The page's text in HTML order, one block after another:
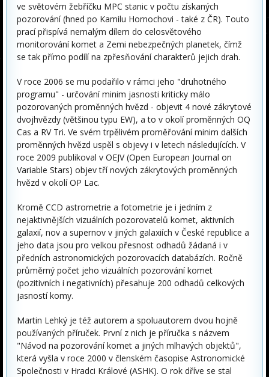
ve světovém žebříčku MPC stanic v počtu získaných
pozorování (hned po Kamilu Hornochovi - také z ČR). Touto
prací přispívá nemalým dílem do celosvětového
monitorování komet a Zemi nebezpečných planetek, čímž
se tak přímo podílí na zpřesňování charakterů jejich drah.
V roce 2006 se mu podařilo v rámci jeho "druhotného
programu" - určování minim jasnosti kriticky málo
pozorovaných proměnných hvězd - objevit 4 nové zákrytové
dvojhvězdy (většinou typu EW), a to v okolí proměnných OQ
Cas a RV Tri. Ve svém trpělivém proměřování minim dalších
proměnných hvězd uspěl s objevy i v letech následujících. V
roce 2009 publikoval v OEJV (Open European Journal on
Variable Stars) objev tří nových zákrytových proměnných
hvězd v okolí OP Lac.
Kromě CCD astrometrie a fotometrie je i jedním z
nejaktivnějších vizuálních pozorovatelů komet, aktivních
galaxií, nov a supernov v jiných galaxiích v České republice a
jeho data jsou pro velkou přesnost odhadů žádaná i v
předních astronomických pozorovacích databázích. Ročně
průměrný počet jeho vizuálních pozorování komet
(pozitivních i negativních) přesahuje 200 odhadů celkových
jasností komy.
Martin Lehký je též autorem a spoluautorem dvou hojně
používaných příruček. První z nich je příručka s názvem
"Návod na pozorování komet a jiných mlhavých objektů",
která vyšla v roce 2000 v členském časopise Astronomické
Společnosti v Hradci Králové (ASHK). O rok dříve se stal